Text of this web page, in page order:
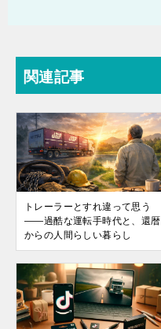
関連記事
トレーラーとすれ違って思う
——過酷な運転手時代と、還暦
からの人間らしい暮らし